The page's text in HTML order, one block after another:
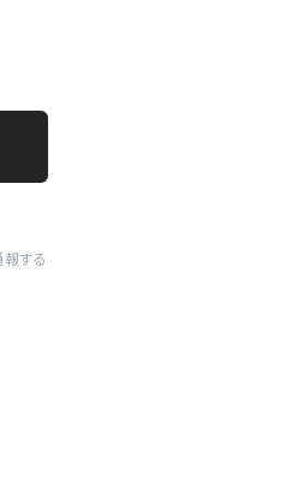
報する